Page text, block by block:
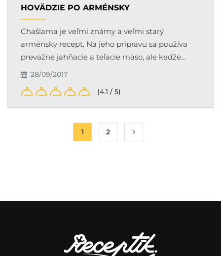
HOVÄDZIE PO ARMÉNSKY
Chašlama je veľmi známy a veľmi starý
arménsky recept. Na jeho prípravu sa používa
prevažne jahňacie a teľacie mäso, ale keďže…
28/09/2017
(4.1 / 5)
1 2